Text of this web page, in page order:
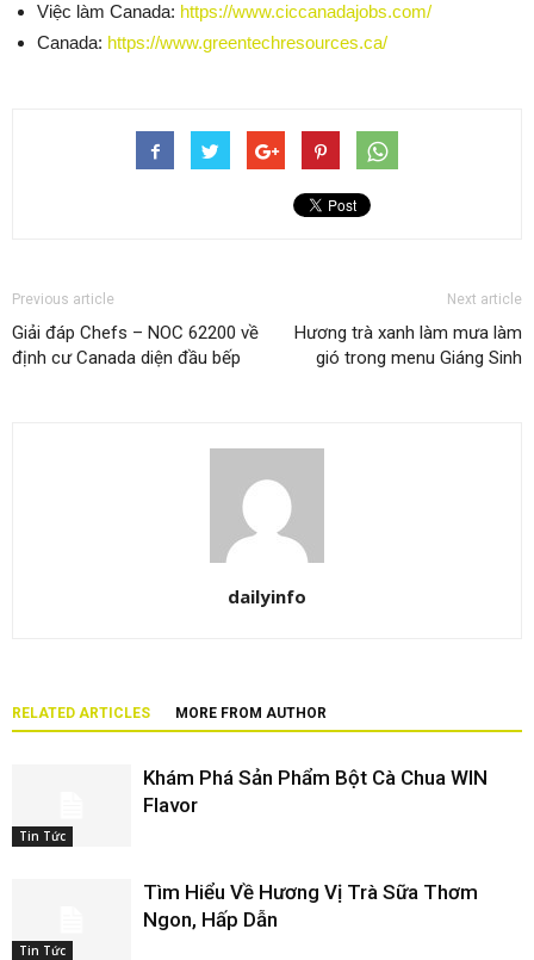
Việc làm Canada: https://www.ciccanadajobs.com/
Canada: https://www.greentechresources.ca/
Previous article
Giải đáp Chefs – NOC 62200 về
định cư Canada diện đầu bếp
Next article
Hương trà xanh làm mưa làm
gió trong menu Giáng Sinh
dailyinfo
RELATED ARTICLES MORE FROM AUTHOR
Tin Tức
Khám Phá Sản Phẩm Bột Cà Chua WIN
Flavor
Tin Tức
Tìm Hiểu Về Hương Vị Trà Sữa Thơm
Ngon, Hấp Dẫn